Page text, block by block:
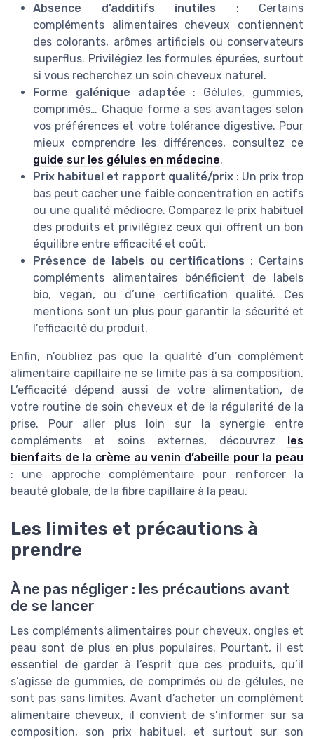
Absence d’additifs inutiles : Certains
compléments alimentaires cheveux contiennent
des colorants, arômes artificiels ou conservateurs
superflus. Privilégiez les formules épurées, surtout
si vous recherchez un soin cheveux naturel.
Forme galénique adaptée : Gélules, gummies,
comprimés… Chaque forme a ses avantages selon
vos préférences et votre tolérance digestive. Pour
mieux comprendre les différences, consultez ce
guide sur les gélules en médecine.
Prix habituel et rapport qualité/prix : Un prix trop
bas peut cacher une faible concentration en actifs
ou une qualité médiocre. Comparez le prix habituel
des produits et privilégiez ceux qui offrent un bon
équilibre entre efficacité et coût.
Présence de labels ou certifications : Certains
compléments alimentaires bénéficient de labels
bio, vegan, ou d’une certification qualité. Ces
mentions sont un plus pour garantir la sécurité et
l’efficacité du produit.
Enfin, n’oubliez pas que la qualité d’un complément
alimentaire capillaire ne se limite pas à sa composition.
L’efficacité dépend aussi de votre alimentation, de
votre routine de soin cheveux et de la régularité de la
prise. Pour aller plus loin sur la synergie entre
compléments et soins externes, découvrez les
bienfaits de la crème au venin d’abeille pour la peau
: une approche complémentaire pour renforcer la
beauté globale, de la fibre capillaire à la peau.
Les limites et précautions à
prendre
À ne pas négliger : les précautions avant
de se lancer
Les compléments alimentaires pour cheveux, ongles et
peau sont de plus en plus populaires. Pourtant, il est
essentiel de garder à l’esprit que ces produits, qu’il
s’agisse de gummies, de comprimés ou de gélules, ne
sont pas sans limites. Avant d’acheter un complément
alimentaire cheveux, il convient de s’informer sur sa
composition, son prix habituel, et surtout sur son